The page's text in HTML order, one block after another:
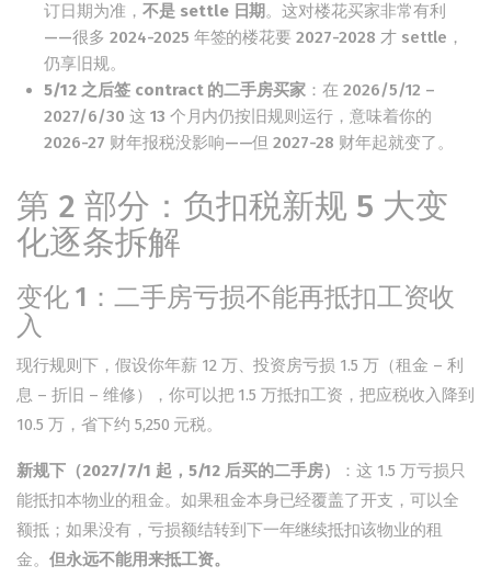
订日期为准， 不是 settle 日期。这对楼花买家非常有利
——很多 2024-2025 年签的楼花要 2027-2028 才 settle，
仍享旧规。
5/12 之后签 contract 的二手房买家 ：在 2026/5/12 –
2027/6/30 这 13 个月内仍按旧规则运行，意味着你的
2026-27 财年报税没影响——但 2027-28 财年起就变了。
第 2 部分：负扣税新规 5 大变
化逐条拆解
变化 1：二手房亏损不能再抵扣工资收
入
现行规则下，假设你年薪 12 万、投资房亏损 1.5 万（租金 – 利
息 – 折旧 – 维修），你可以把 1.5 万抵扣工资，把应税收入降到
10.5 万，省下约 5,250 元税。
新规下（2027/7/1 起，5/12 后买的二手房）
：这 1.5 万亏损只
能抵扣本物业的租金。如果租金本身已经覆盖了开支，可以全
额抵；如果没有，亏损额结转到下一年继续抵扣该物业的租
金。 但永远不能用来抵工资。